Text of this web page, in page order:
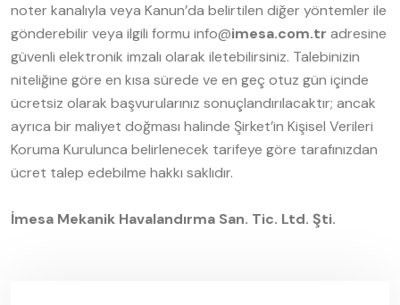
noter kanalıyla veya Kanun’da belirtilen diğer yöntemler ile
gönderebilir veya ilgili formu info@imesa.com.tr adresine
güvenli elektronik imzalı olarak iletebilirsiniz. Talebinizin
niteliğine göre en kısa sürede ve en geç otuz gün içinde
ücretsiz olarak başvurularınız sonuçlandırılacaktır; ancak
ayrıca bir maliyet doğması halinde Şirket’in Kişisel Verileri
Koruma Kurulunca belirlenecek tarifeye göre tarafınızdan
ücret talep edebilme hakkı saklıdır.
İmesa Mekanik Havalandırma San. Tic. Ltd. Şti.